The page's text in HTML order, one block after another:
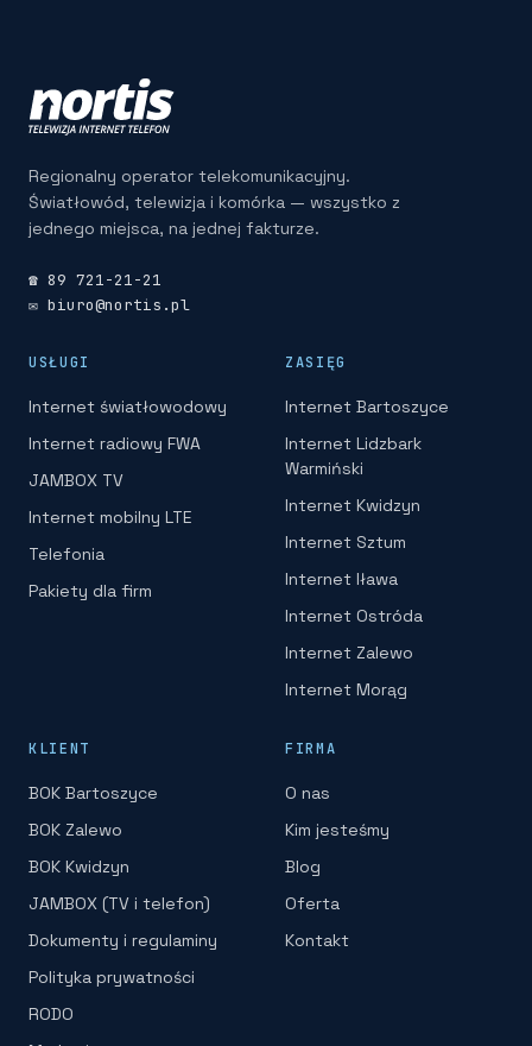
Regionalny operator telekomunikacyjny.
Światłowód, telewizja i komórka — wszystko z
jednego miejsca, na jednej fakturze.
☎ 89 721-21-21
✉ biuro@nortis.pl
USŁUGI
Internet światłowodowy
Internet radiowy FWA
JAMBOX TV
Internet mobilny LTE
Telefonia
Pakiety dla firm
ZASIĘG
Internet Bartoszyce
Internet Lidzbark
Warmiński
Internet Kwidzyn
Internet Sztum
Internet Iława
Internet Ostróda
Internet Zalewo
Internet Morąg
KLIENT
BOK Bartoszyce
BOK Zalewo
BOK Kwidzyn
JAMBOX (TV i telefon)
Dokumenty i regulaminy
Polityka prywatności
RODO
FIRMA
O nas
Kim jesteśmy
Blog
Oferta
Kontakt